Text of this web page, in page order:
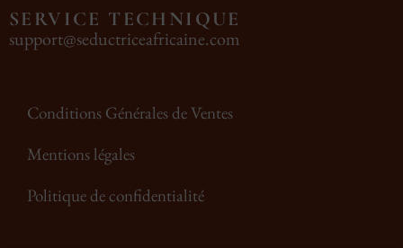
SERVICE TECHNIQUE
support@seductriceafricaine.com
Conditions Générales de Ventes
Mentions légales
Politique de confidentialité